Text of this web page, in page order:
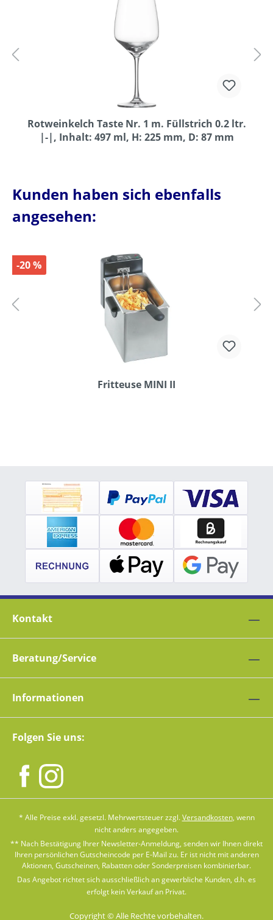
Rotweinkelch Taste Nr. 1 m. Füllstrich 0.2 ltr.
|-|, Inhalt: 497 ml, H: 225 mm, D: 87 mm
Kunden haben sich ebenfalls
angesehen:
-20 %
Fritteuse MINI II
Kontakt
Beratung/Service
Informationen
Folgen Sie uns:
* Alle Preise exkl. gesetzl. Mehrwertsteuer zzgl.Versandkosten, wenn
nicht anders angegeben.
** Nach Bestätigung Ihrer Newsletter-Anmeldung, senden wir Ihnen direkt
Ihren persönlichen Gutscheincode per E-Mail zu. Er ist nicht mit anderen
Aktionen, Gutscheinen, Rabatten oder Sonderpreisen kombinierbar.
Das Angebot richtet sich ausschließlich an gewerbliche Kunden, d.h. es
erfolgt kein Verkauf an Privat.
Copyright © Alle Rechte vorbehalten.